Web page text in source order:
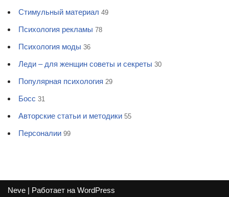
Стимульный материал 49
Психология рекламы 78
Психология моды 36
Леди – для женщин советы и секреты 30
Популярная психология 29
Босс 31
Авторские статьи и методики 55
Персоналии 99
Neve | Работает на WordPress